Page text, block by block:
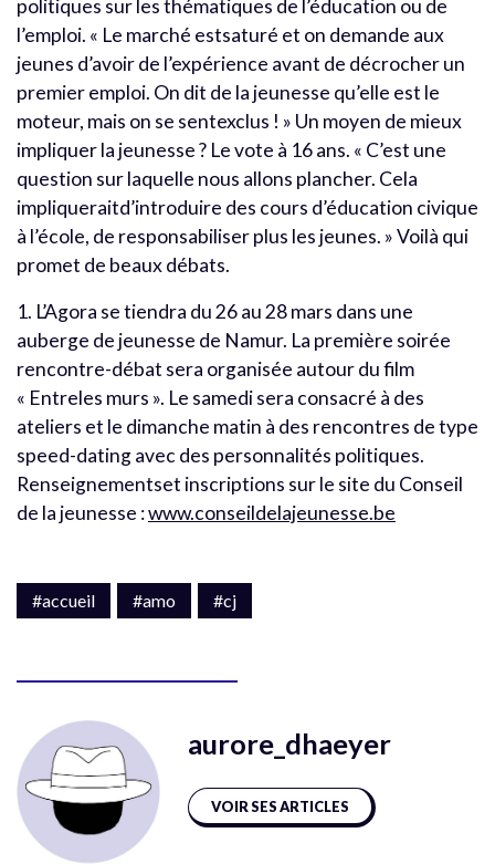
politiques sur les thématiques de l’éducation ou de
l’emploi. « Le marché estsaturé et on demande aux
jeunes d’avoir de l’expérience avant de décrocher un
premier emploi. On dit de la jeunesse qu’elle est le
moteur, mais on se sentexclus ! » Un moyen de mieux
impliquer la jeunesse ? Le vote à 16 ans. « C’est une
question sur laquelle nous allons plancher. Cela
impliqueraitd’introduire des cours d’éducation civique
à l’école, de responsabiliser plus les jeunes. » Voilà qui
promet de beaux débats.
1. L’Agora se tiendra du 26 au 28 mars dans une
auberge de jeunesse de Namur. La première soirée
rencontre-débat sera organisée autour du film
« Entreles murs ». Le samedi sera consacré à des
ateliers et le dimanche matin à des rencontres de type
speed-dating avec des personnalités politiques.
Renseignementset inscriptions sur le site du Conseil
de la jeunesse :www.conseildelajeunesse.be
#accueil #amo #cj
aurore_dhaeyer
VOIR SES ARTICLES